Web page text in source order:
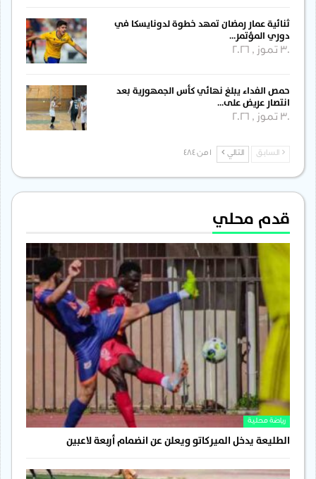
ثنائية عمار رمضان تمهد خطوة لدونايسكا في
دوري المؤتمر…
30 تموز , 2026
حمص الفداء يبلغ نهائي كأس الجمهورية بعد
انتصار عريض على…
30 تموز , 2026
السابق التالي
قدم محلي
رياضة محلية
الطليعة يدخل الميركاتو ويعلن عن انضمام أربعة لاعبين